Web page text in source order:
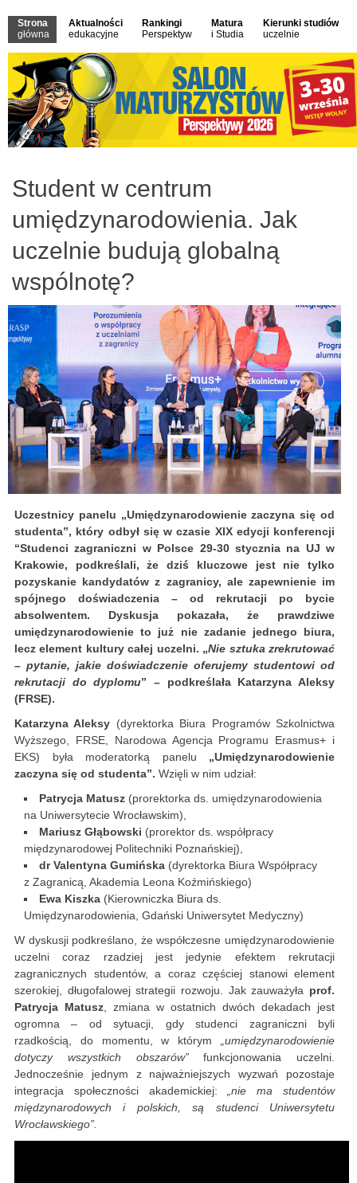
Strona
główna
Aktualności
edukacyjne
Rankingi
Perspektyw
Matura
i Studia
Kierunki studiów
uczelnie
Student w centrum
umiędzynarodowienia. Jak
uczelnie budują globalną
wspólnotę?
Uczestnicy panelu „Umiędzynarodowienie zaczyna się od
studenta”, który odbył się w czasie XIX edycji konferencji
“Studenci zagraniczni w Polsce 29-30 stycznia na UJ w
Krakowie, podkreślali, że dziś kluczowe jest nie tylko
pozyskanie kandydatów z zagranicy, ale zapewnienie im
spójnego doświadczenia – od rekrutacji po bycie
absolwentem. Dyskusja pokazała, że prawdziwe
umiędzynarodowienie to już nie zadanie jednego biura,
lecz element kultury całej uczelni. „Nie sztuka zrekrutować
– pytanie, jakie doświadczenie oferujemy studentowi od
rekrutacji do dyplomu” – podkreślała Katarzyna Aleksy
(FRSE).
Katarzyna Aleksy (dyrektorka Biura Programów Szkolnictwa
Wyższego, FRSE, Narodowa Agencja Programu Erasmus+ i
EKS) była moderatorką panelu „Umiędzynarodowienie
zaczyna się od studenta”. Wzięli w nim udział:
Patrycja Matusz (prorektorka ds. umiędzynarodowienia
na Uniwersytecie Wrocławskim),
Mariusz Głąbowski (prorektor ds. współpracy
międzynarodowej Politechniki Poznańskiej),
dr Valentyna Gumińska (dyrektorka Biura Współpracy
z Zagranicą, Akademia Leona Koźmińskiego)
Ewa Kiszka (Kierowniczka Biura ds.
Umiędzynarodowienia, Gdański Uniwersytet Medyczny)
W dyskusji podkreślano, że współczesne umiędzynarodowienie
uczelni coraz rzadziej jest jedynie efektem rekrutacji
zagranicznych studentów, a coraz częściej stanowi element
szerokiej, długofalowej strategii rozwoju. Jak zauważyła prof.
Patrycja Matusz, zmiana w ostatnich dwóch dekadach jest
ogromna – od sytuacji, gdy studenci zagraniczni byli
rzadkością, do momentu, w którym „umiędzynarodowienie
dotyczy wszystkich obszarów”funkcjonowania uczelni.
Jednocześnie jednym z najważniejszych wyzwań pozostaje
integracja społeczności akademickiej:„nie ma studentów
międzynarodowych i polskich, są studenci Uniwersytetu
Wrocławskiego”.